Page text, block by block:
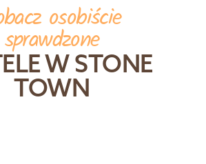
osobiście
sprawdzone
W STONE
TOWN